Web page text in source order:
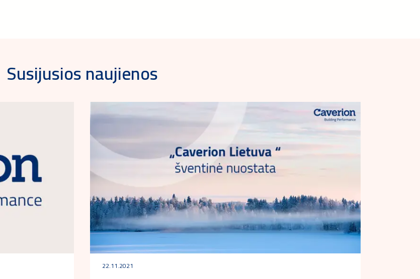
Susijusios naujienos
22.11.2021